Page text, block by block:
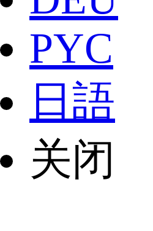
РYC
日語
关闭